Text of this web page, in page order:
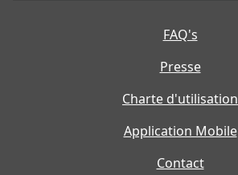
FAQ's
Presse
Charte d'utilisation
Application Mobile
Contact